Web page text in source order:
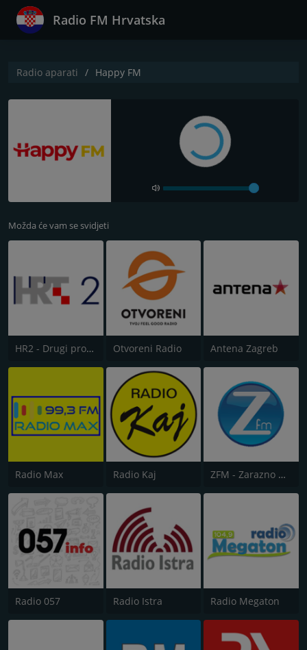
Radio FM Hrvatska
Radio aparati Happy FM
Možda će vam se svidjeti
HR2 - Drugi program Otvoreni Radio Antena Zagreb
Radio Max Radio Kaj ZFM - Zarazno Dobar Radio
Radio 057 Radio Istra Radio Megaton